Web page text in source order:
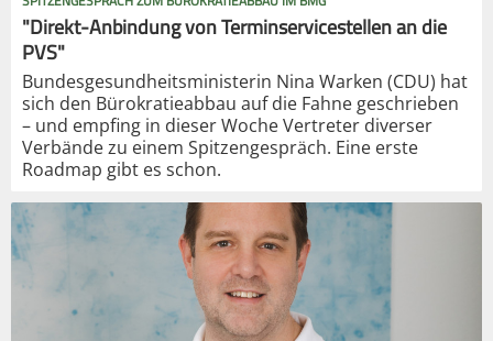
"Direkt-Anbindung von Terminservicestellen an die
PVS"
Bundesgesundheitsministerin Nina Warken (CDU) hat
sich den Bürokratieabbau auf die Fahne geschrieben
– und empfing in dieser Woche Vertreter diverser
Verbände zu einem Spitzengespräch. Eine erste
Roadmap gibt es schon.